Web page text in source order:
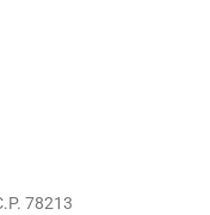
78213